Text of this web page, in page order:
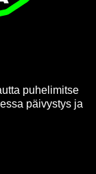
pu­he­li­mit­se
päi­vys­tys ja